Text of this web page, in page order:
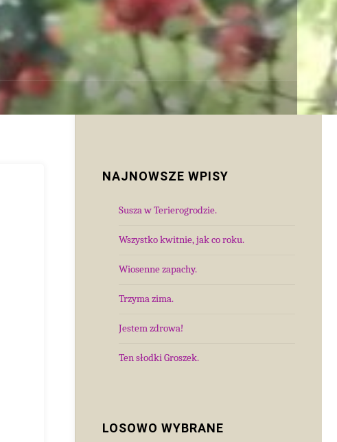
NAJNOWSZE WPISY
Susza w Terierogrodzie.
Wszystko kwitnie, jak co roku.
Wiosenne zapachy.
Trzyma zima.
Jestem zdrowa!
Ten słodki Groszek.
LOSOWO WYBRANE